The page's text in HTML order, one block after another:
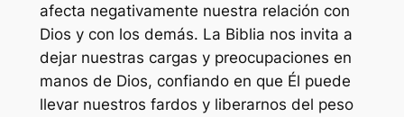
afecta negativamente nuestra relación con
Dios y con los demás. La Biblia nos invita a
dejar nuestras cargas y preocupaciones en
manos de Dios, confiando en que Él puede
llevar nuestros fardos y liberarnos del peso